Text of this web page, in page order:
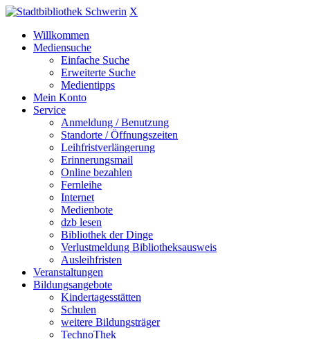
X
Willkommen
Mediensuche
Einfache Suche
Erweiterte Suche
Medientipps
Mein Konto
Service
Anmeldung / Benutzung
Standorte / Öffnungszeiten
Leihfristverlängerung
Erinnerungsmail
Online bezahlen
Fernleihe
Internet
Medienbote
dzb lesen
Bibliothek der Dinge
Verlustmeldung Bibliotheksausweis
Ausleihfristen
Veranstaltungen
Bildungsangebote
Kindertagesstätten
Schulen
weitere Bildungsträger
TechnoThek